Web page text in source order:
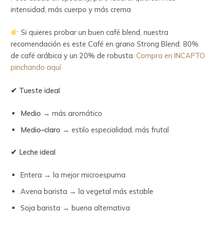
intensidad, más cuerpo y más crema
Si quieres probar un buen café blend, nuestra
recomendación es este Café en grano Strong Blend. 80%
de café arábica y un 20% de robusta.Compra en INCAPTO
pinchando aquí
✔ Tueste ideal
Medio → más aromático
Medio–claro → estilo especialidad, más frutal
✔ Leche ideal
Entera → la mejor microespuma
Avena barista → la vegetal más estable
Soja barista → buena alternativa